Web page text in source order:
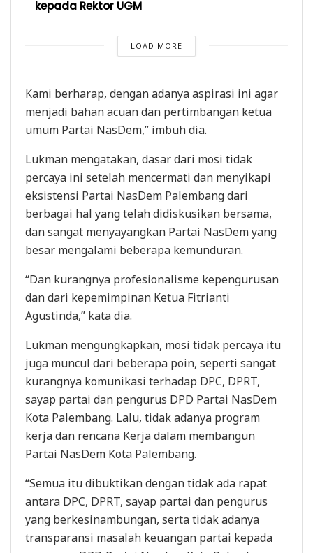
kepada Rektor UGM
LOAD MORE
Kami berharap, dengan adanya aspirasi ini agar
menjadi bahan acuan dan pertimbangan ketua
umum Partai NasDem,” imbuh dia.
Lukman mengatakan, dasar dari mosi tidak
percaya ini setelah mencermati dan menyikapi
eksistensi Partai NasDem Palembang dari
berbagai hal yang telah didiskusikan bersama,
dan sangat menyayangkan Partai NasDem yang
besar mengalami beberapa kemunduran.
“Dan kurangnya profesionalisme kepengurusan
dan dari kepemimpinan Ketua Fitrianti
Agustinda,” kata dia.
Lukman mengungkapkan, mosi tidak percaya itu
juga muncul dari beberapa poin, seperti sangat
kurangnya komunikasi terhadap DPC, DPRT,
sayap partai dan pengurus DPD Partai NasDem
Kota Palembang. Lalu, tidak adanya program
kerja dan rencana Kerja dalam membangun
Partai NasDem Kota Palembang.
“Semua itu dibuktikan dengan tidak ada rapat
antara DPC, DPRT, sayap partai dan pengurus
yang berkesinambungan, serta tidak adanya
transparansi masalah keuangan partai kepada